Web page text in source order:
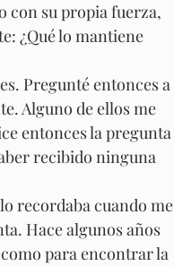
con su propia fuerza,
¿Qué lo mantiene
Pregunté entonces a
Alguno de ellos me
entonces la pregunta
recibido ninguna
recordaba cuando me
Hace algunos años
para encontrar la